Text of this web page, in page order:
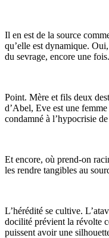
Il en est de la source
qu’elle est dynamique.
du sevrage, encore une
Point. Mère et fils deux
d’Abel, Eve est une
condamné à l’hypocrisie
Et encore, où prend-on
les rendre tangibles au
L’hérédité se cultive.
docilité prévient la révolte
puissent avoir une